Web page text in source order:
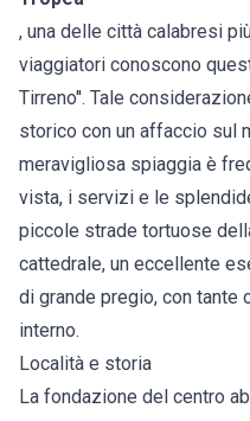
, una delle città calabresi
viaggiatori conoscono
Tirreno''. Tale
storico con un affaccio sul
meravigliosa spiaggia è
vista, i servizi e le
piccole strade tortuose
cattedrale, un eccellente
di grande pregio, con tante
interno.
Località e storia
La fondazione del centro